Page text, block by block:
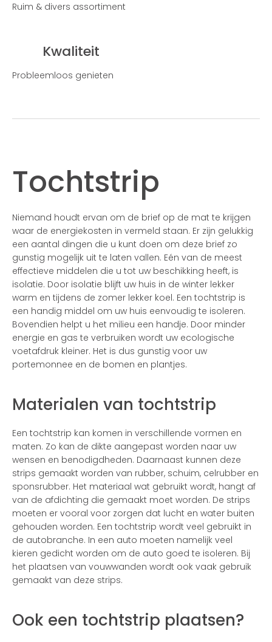
Ruim & divers assortiment
Kwaliteit
Probleemloos genieten
Tochtstrip
Niemand houdt ervan om de brief op de mat te krijgen
waar de energiekosten in vermeld staan. Er zijn gelukkig
een aantal dingen die u kunt doen om deze brief zo
gunstig mogelijk uit te laten vallen. Eén van de meest
effectieve middelen die u tot uw beschikking heeft, is
isolatie. Door isolatie blijft uw huis in de winter lekker
warm en tijdens de zomer lekker koel. Een tochtstrip is
een handig middel om uw huis eenvoudig te isoleren.
Bovendien helpt u het milieu een handje. Door minder
energie en gas te verbruiken wordt uw ecologische
voetafdruk kleiner. Het is dus gunstig voor uw
portemonnee en de bomen en plantjes.
Materialen van tochtstrip
Een tochtstrip kan komen in verschillende vormen en
maten. Zo kan de dikte aangepast worden naar uw
wensen en benodigdheden. Daarnaast kunnen deze
strips gemaakt worden van rubber, schuim, celrubber en
sponsrubber. Het materiaal wat gebruikt wordt, hangt af
van de afdichting die gemaakt moet worden. De strips
moeten er vooral voor zorgen dat lucht en water buiten
gehouden worden. Een tochtstrip wordt veel gebruikt in
de autobranche. In een auto moeten namelijk veel
kieren gedicht worden om de auto goed te isoleren. Bij
het plaatsen van vouwwanden wordt ook vaak gebruik
gemaakt van deze strips.
Ook een tochtstrip plaatsen?